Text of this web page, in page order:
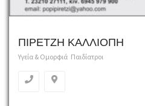
ΠΙΡΕΤΖΗ ΚΑΛΛΙΟΠΗ
Υγεία & Ομορφιά Παιδίατροι